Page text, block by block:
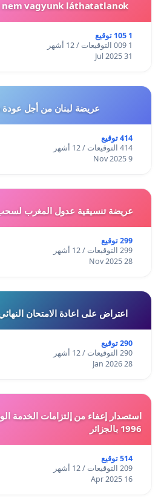
vagyunk láthatatlanok!
1 105 توقيع
1 009 التوقيعات / 12 أشهر
31 Jul 2025
عريضة لبنان من أجل
414 توقيع
414 التوقيعات / 12 أشهر
9 Nov 2025
عريضة تنسيقية عدول المغرب لسحب
299 توقيع
299 التوقيعات / 12 أشهر
28 Nov 2025
اعتراض على اعادة الامتحان
290 توقيع
290 التوقيعات / 12 أشهر
28 Jan 2026
1996 بالجزائر
514 توقيع
209 التوقيعات / 12 أشهر
16 Apr 2025